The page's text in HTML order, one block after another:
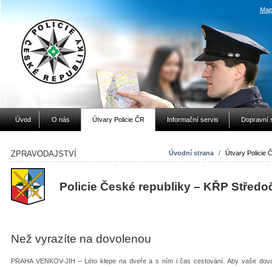
Úvod O nás Útvary Policie ČR Informační servis Dopravní
Úvodní strana / Útvary Policie
ZPRAVODAJSTVÍ
Policie České republiky – KŘP
Než vyrazíte na dovolenou
PRAHA VENKOV-JIH – Léto klepe na dveře a s ním i čas cestování. Aby vaše